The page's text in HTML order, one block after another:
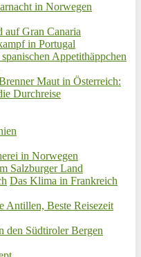
in Norwegen
Gran Canaria
in Portugal
Appetithäppchen
Maut in Österreich:
Durchreise
in Norwegen
Salzburger Land
Das Klima in Frankreich
Antillen, Beste Reisezeit
den Südtiroler Bergen